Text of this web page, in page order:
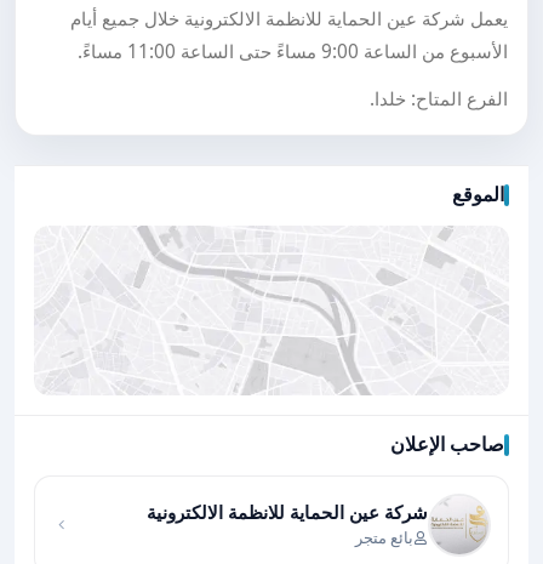
يعمل شركة عين الحماية للانظمة الالكترونية خلال جميع أيام
الأسبوع من الساعة 9:00 مساءً حتى الساعة 11:00 مساءً.
الفرع المتاح: خلدا.
الموقع
صاحب الإعلان
شركة عين الحماية للانظمة الالكترونية
بائع متجر